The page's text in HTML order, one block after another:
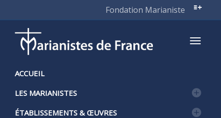
Fondation Marianiste
ACCUEIL
LES MARIANISTES
ÉTABLISSEMENTS & ŒUVRES